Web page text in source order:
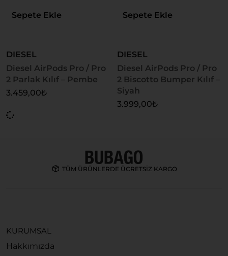
Sepete Ekle
DIESEL
Diesel AirPods Pro / Pro
2 Parlak Kılıf – Pembe
3.459,00₺
Sepete Ekle
DIESEL
Diesel AirPods Pro / Pro
2 Biscotto Bumper Kılıf –
Siyah
3.999,00₺
TÜM ÜRÜNLERDE ÜCRETSİZ KARGO
KURUMSAL
Hakkımızda